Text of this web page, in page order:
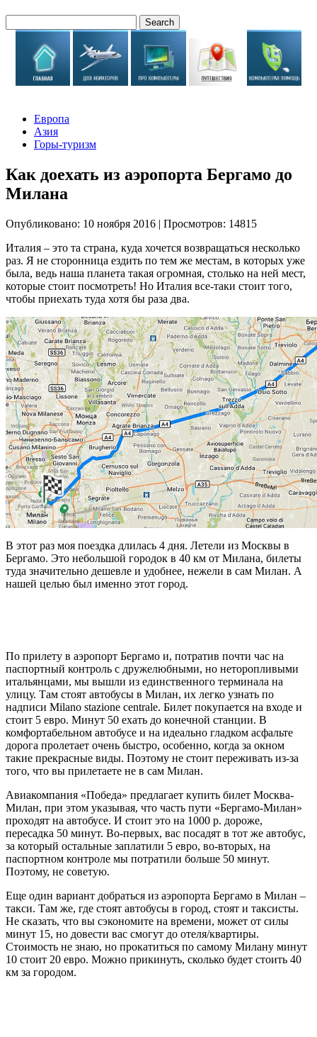
Европа
Азия
Горы-туризм
Как доехать из аэропорта Бергамо до
Милана
Опубликовано: 10 ноября 2016 | Просмотров: 14815
Италия – это та страна, куда хочется возвращаться несколько
раз. Я не сторонница ездить по тем же местам, в которых уже
была, ведь наша планета такая огромная, столько на ней мест,
которые стоит посмотреть! Но Италия все-таки стоит того,
чтобы приехать туда хотя бы раза два.
В этот раз моя поездка длилась 4 дня. Летели из Москвы в
Бергамо. Это небольшой городок в 40 км от Милана, билеты
туда значительно дешевле и удобнее, нежели в сам Милан. А
нашей целью был именно этот город.
По прилету в аэропорт Бергамо и, потратив почти час на
паспортный контроль с дружелюбными, но неторопливыми
итальянцами, мы вышли из единственного терминала на
улицу. Там стоят автобусы в Милан, их легко узнать по
надписи Milano stazione centrale. Билет покупается на входе и
стоит 5 евро. Минут 50 ехать до конечной станции. В
комфортабельном автобусе и на идеально гладком асфальте
дорога пролетает очень быстро, особенно, когда за окном
такие прекрасные виды. Поэтому не стоит переживать из-за
того, что вы прилетаете не в сам Милан.
Авиакомпания «Победа» предлагает купить билет Москва-
Милан, при этом указывая, что часть пути «Бергамо-Милан»
проходят на автобусе. И стоит это на 1000 р. дороже,
пересадка 50 минут. Во-первых, вас посадят в тот же автобус,
за который остальные заплатили 5 евро, во-вторых, на
паспортном контроле мы потратили больше 50 минут.
Поэтому, не советую.
Еще один вариант добраться из аэропорта Бергамо в Милан –
такси. Там же, где стоят автобусы в город, стоят и таксисты.
Не сказать, что вы сэкономите на времени, может от силы
минут 15, но довести вас смогут до отеля/квартиры.
Стоимость не знаю, но прокатиться по самому Милану минут
10 стоит 20 евро. Можно прикинуть, сколько будет стоить 40
км за городом.